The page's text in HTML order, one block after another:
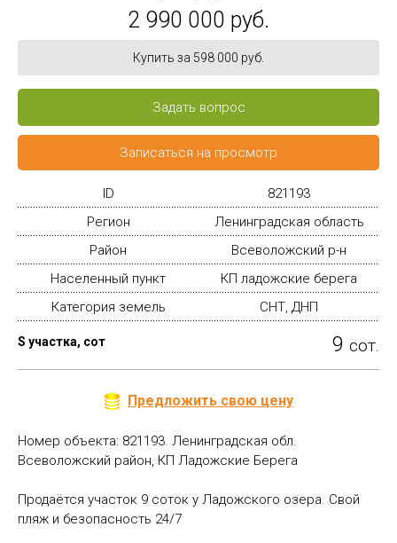
2 990 000 руб.
Купить за 598 000 руб.
Задать вопрос
Записаться на просмотр
ID
821193
Регион
Ленинградская область
Район
Всеволожский р-н
Населенный пункт
КП ладожские берега
Категория земель
СНТ, ДНП
S участка, сот 9 сот.
Предложить свою цену
Номер объекта: 821193. Ленинградская обл.
Всеволожский район, КП Ладожские Берега
Продаётся участок 9 соток у Ладожского озера. Свой
пляж и безопасность 24/7